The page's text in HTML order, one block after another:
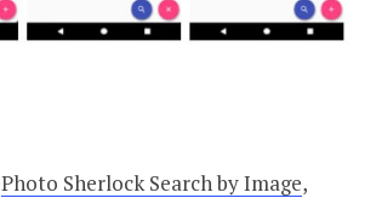
Photo Sherlock Search by Image,